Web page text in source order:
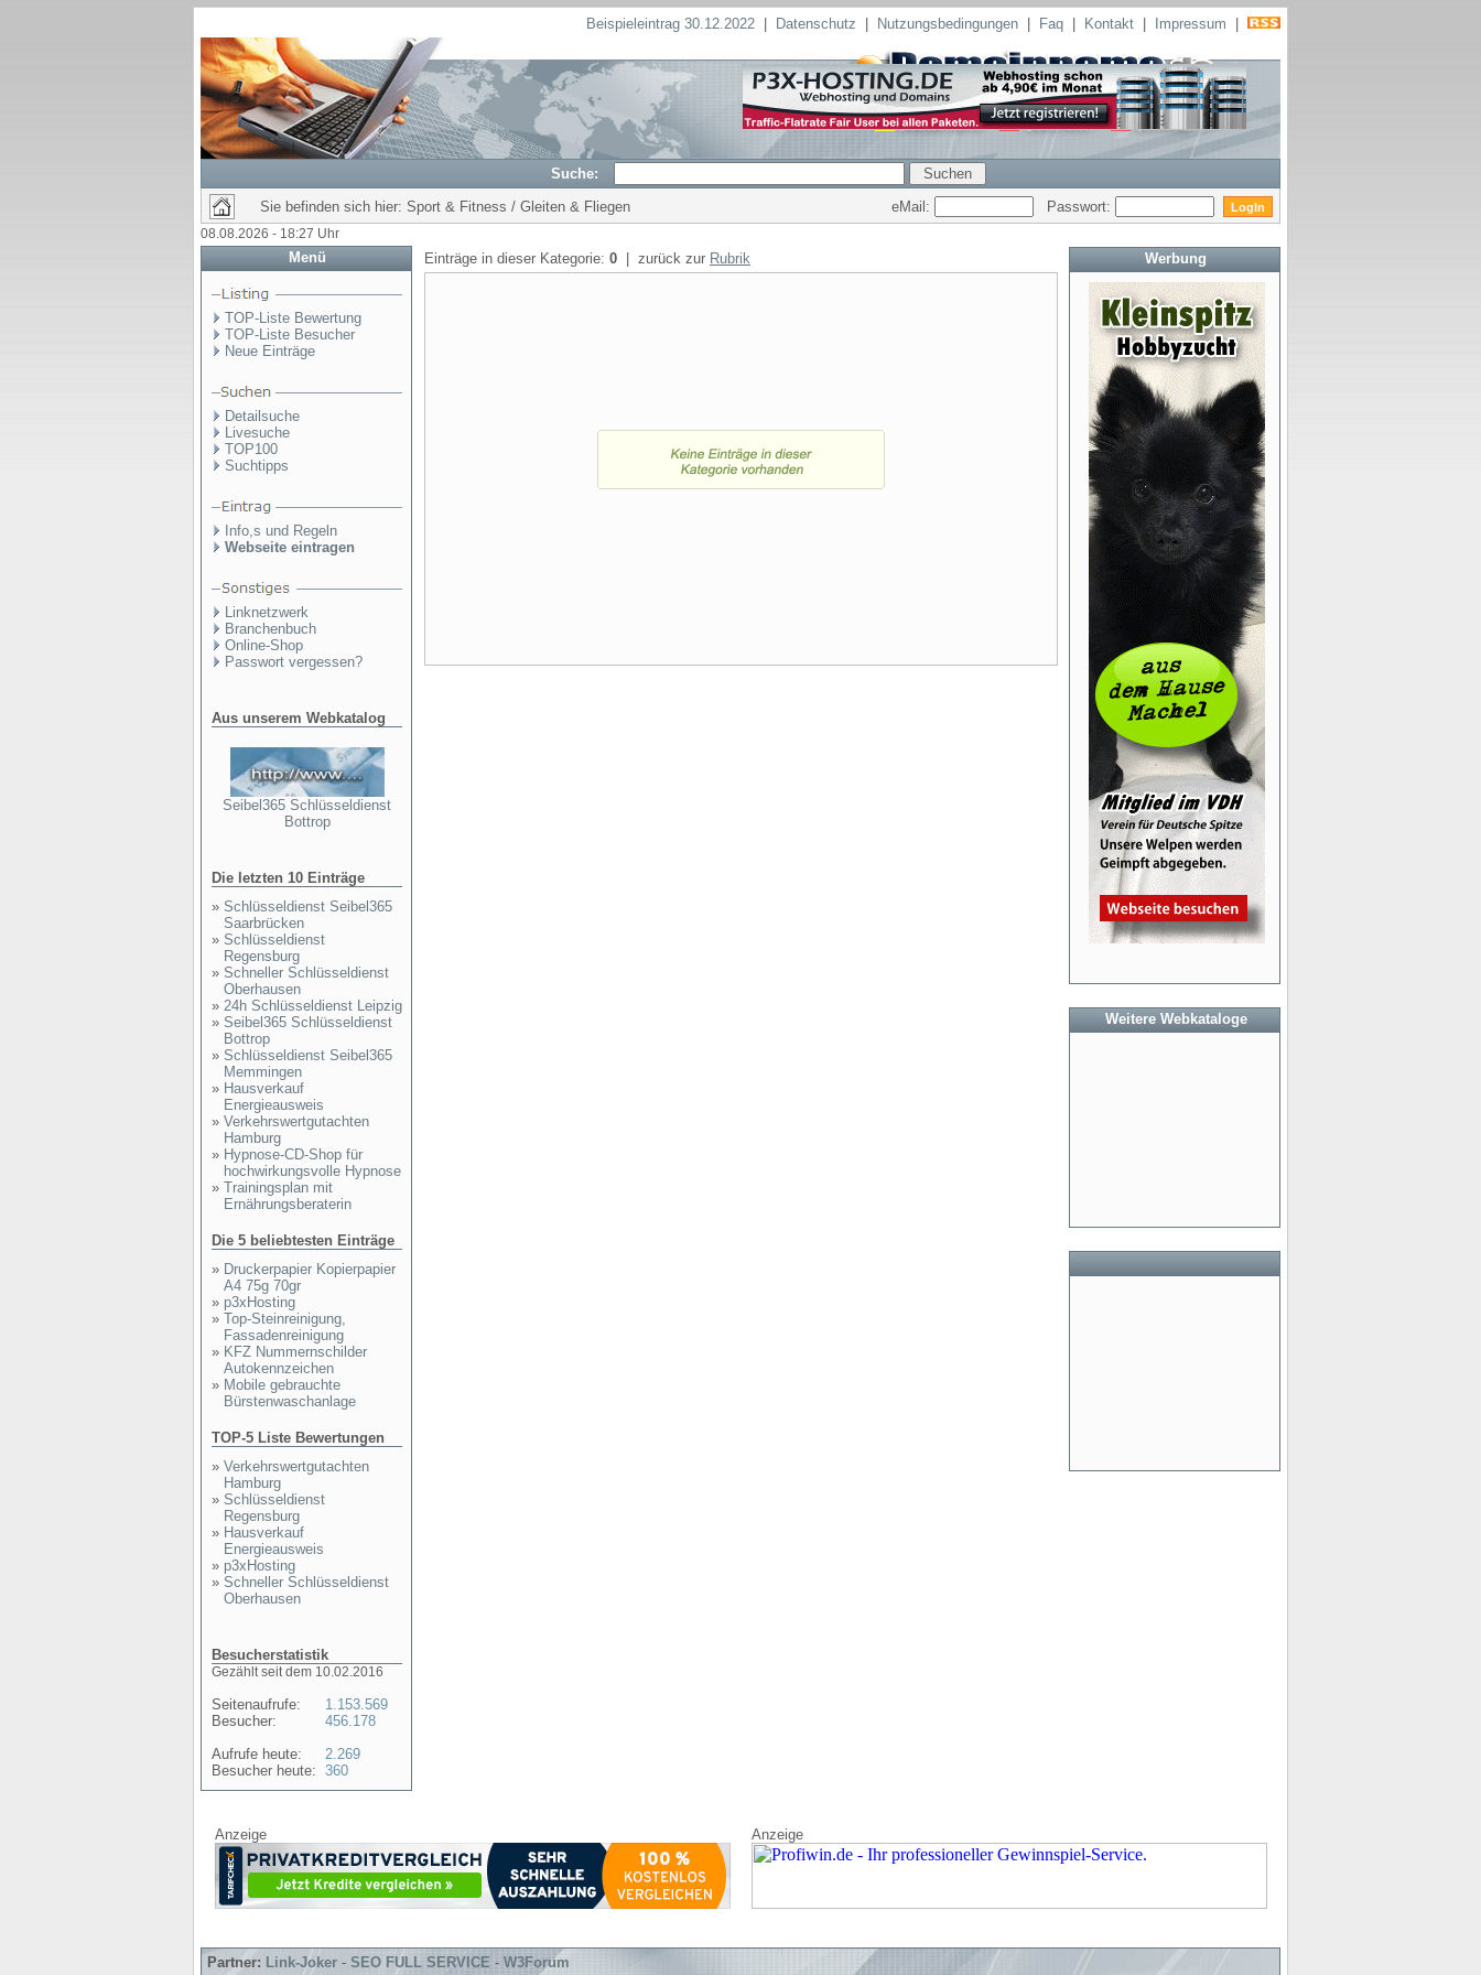
Beispieleintrag 30.12.2022 Datenschutz Nutzungsbedingungen Faq Kontakt Impressum
Suche:
Sie befinden sich hier: Sport & Fitness / Gleiten & Fliegen
eMail: Passwort:
08.08.2026 - 18:27 Uhr
Menü
TOP-Liste Bewertung
TOP-Liste Besucher
Neue Einträge
Detailsuche
Livesuche
TOP100
Suchtipps
Info,s und Regeln
Webseite eintragen
Linknetzwerk
Branchenbuch
Online-Shop
Passwort vergessen?
Aus unserem Webkatalog
Seibel365 Schlüsseldienst
Bottrop
Die letzten 10 Einträge
» Schlüsseldienst Seibel365
Saarbrücken
» Schlüsseldienst
Regensburg
» Schneller Schlüsseldienst
Oberhausen
» 24h Schlüsseldienst Leipzig
» Seibel365 Schlüsseldienst
Bottrop
» Schlüsseldienst Seibel365
Memmingen
» Hausverkauf
Energieausweis
» Verkehrswertgutachten
Hamburg
» Hypnose-CD-Shop für
hochwirkungsvolle Hypnose
» Trainingsplan mit
Ernährungsberaterin
Die 5 beliebtesten Einträge
» Druckerpapier Kopierpapier
A4 75g 70gr
» p3xHosting
» Top-Steinreinigung,
Fassadenreinigung
» KFZ Nummernschilder
Autokennzeichen
» Mobile gebrauchte
Bürstenwaschanlage
TOP-5 Liste Bewertungen
» Verkehrswertgutachten
Hamburg
» Schlüsseldienst
Regensburg
» Hausverkauf
Energieausweis
» p3xHosting
» Schneller Schlüsseldienst
Oberhausen
Besucherstatistik
Gezählt seit dem 10.02.2016
Seitenaufrufe:
Besucher:
Aufrufe heute:
Besucher heute:
1.153.569
456.178
2.269
360
Einträge in dieser Kategorie: 0 | zurück zur Rubrik Werbung
Weitere Webkataloge
Anzeige Anzeige
Partner: Link-Joker - SEO FULL SERVICE - W3Forum